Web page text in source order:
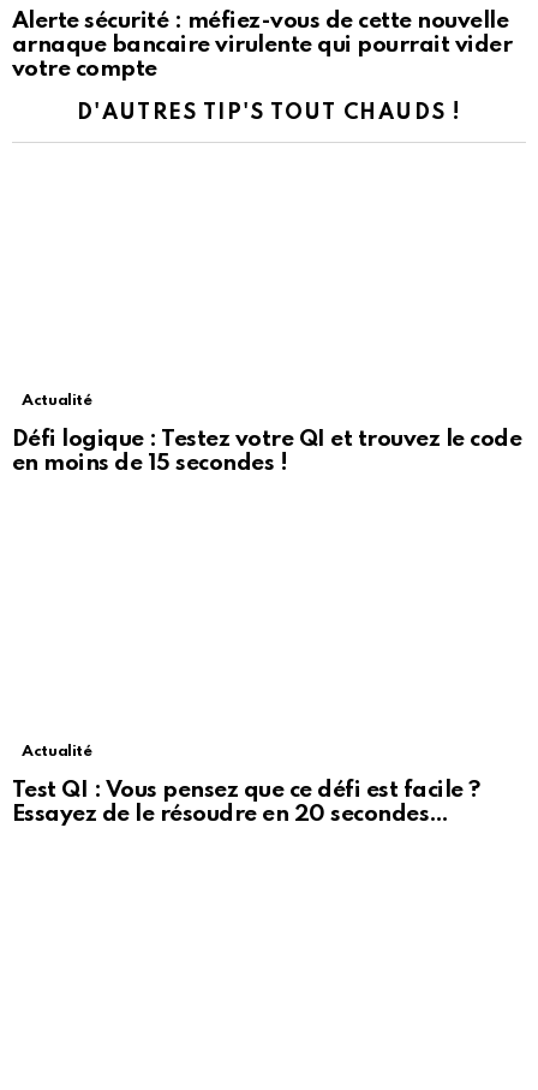
Alerte sécurité : méfiez-vous de cette nouvelle
arnaque bancaire virulente qui pourrait vider
votre compte
D'AUTRES TIP'S TOUT CHAUDS !
Actualité
Défi logique : Testez votre QI et trouvez le code
en moins de 15 secondes !
Actualité
Test QI : Vous pensez que ce défi est facile ?
Essayez de le résoudre en 20 secondes…